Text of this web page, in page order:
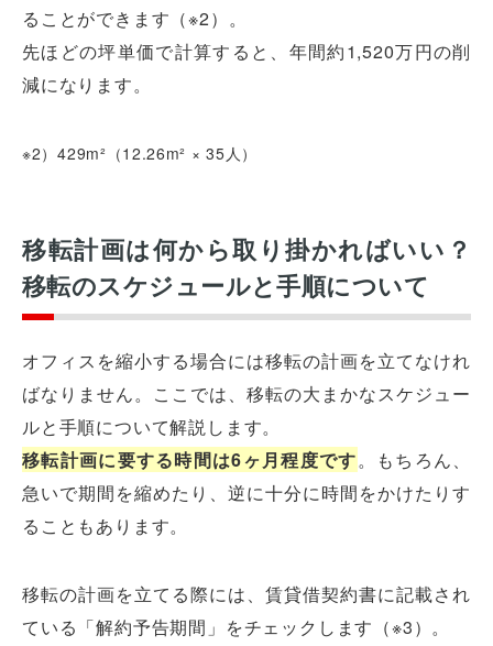
ることができます（※2）。
先ほどの坪単価で計算すると、年間約1,520万円の削
減になります。
※2）429m²（12.26m² × 35人）
移転計画は何から取り掛かればいい？
移転のスケジュールと手順について
オフィスを縮小する場合には移転の計画を立てなけれ
ばなりません。ここでは、移転の大まかなスケジュー
ルと手順について解説します。
移転計画に要する時間は6ヶ月程度です。もちろん、
急いで期間を縮めたり、逆に十分に時間をかけたりす
ることもあります。
移転の計画を立てる際には、賃貸借契約書に記載され
ている「解約予告期間」をチェックします（※3）。